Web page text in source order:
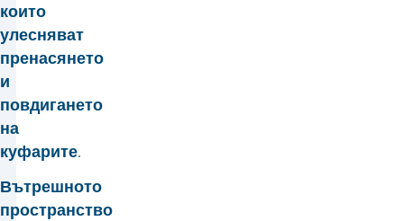
които
улесняват
пренасянето
и
повдигането
на
куфарите.
Вътрешното
пространство